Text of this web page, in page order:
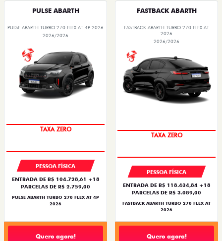
PULSE ABARTH
PULSE ABARTH TURBO 270 FLEX AT 4P 2026
2026/2026
SAIA DE FIAT 0KM
PESSOA FÍSICA
ENTRADA DE R$ 104.728,61 +18
PARCELAS DE R$ 2.759,00
PULSE ABARTH TURBO 270 FLEX AT 4P
2026
Quero agora!
FASTBACK ABARTH
FASTBACK ABARTH TURBO 270 FLEX AT
2026
2026/2026
SAIA DE FIAT 0KM
PESSOA FÍSICA
ENTRADA DE R$ 118.434,84 +18
PARCELAS DE R$ 3.089,00
FASTBACK ABARTH TURBO 270 FLEX AT
2026
Quero agora!